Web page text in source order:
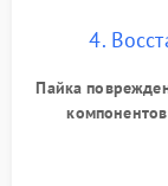
4.
Пайка
матрицы,
SSD